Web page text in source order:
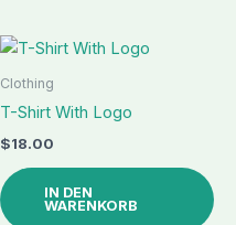
Clothing
T-Shirt With Logo
$18.00
IN DEN
WARENKORB